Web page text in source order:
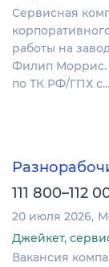
Сервисная
работы на
Филип Моррис.
по ТК РФ/ГПХ с…
111 800–112
20 июля 2026
Джейкет,
Вакансия